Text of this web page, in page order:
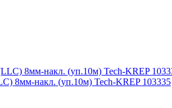
8мм-накл. (уп.10м) Tech-KREP 103335